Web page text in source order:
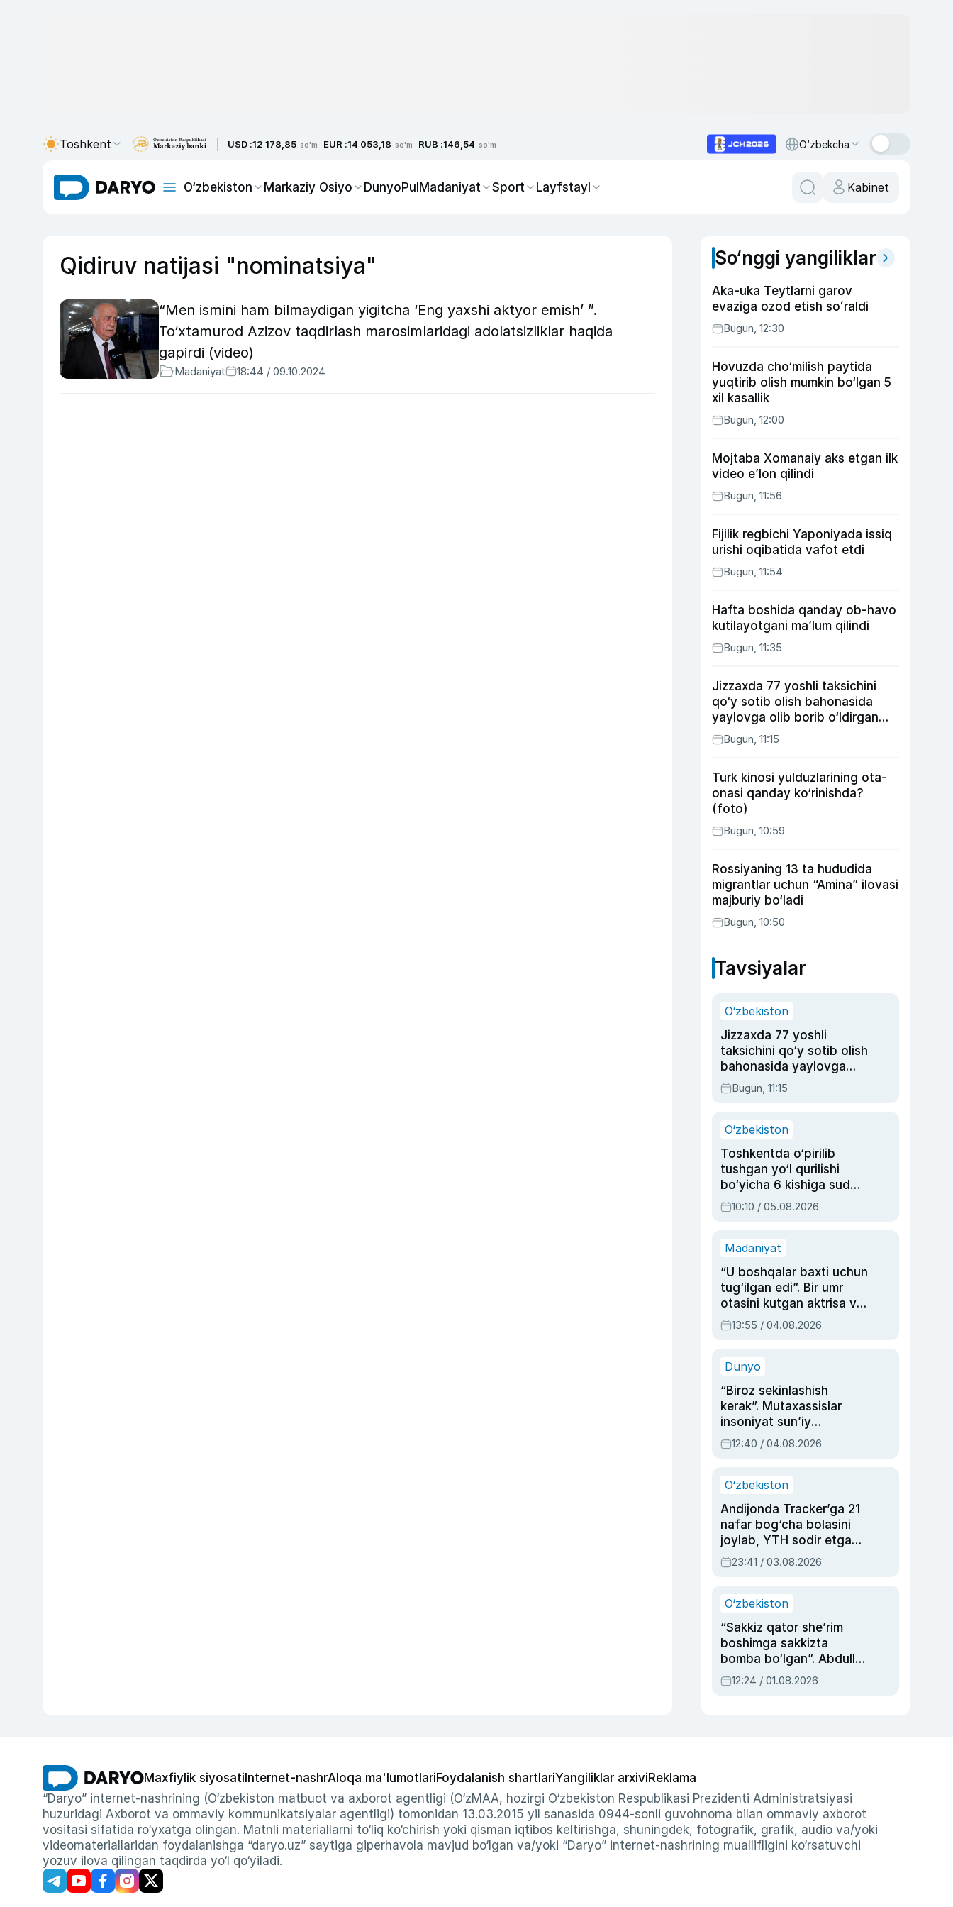
Toshkent USD :12 178,85 so'm EUR :14 053,18 so'm RUB :146,54 so'm O‘zbekcha
O‘zbekiston Markaziy Osiyo DunyoPulMadaniyat Sport Layfstayl Kabinet
Qidiruv natijasi "nominatsiya"
“Men ismini ham bilmaydigan yigitcha ‘Eng yaxshi aktyor emish’ ”.
To‘xtamurod Azizov taqdirlash marosimlaridagi adolatsizliklar haqida
gapirdi (video)
Madaniyat 18:44 / 09.10.2024
So‘nggi yangiliklar
Aka-uka Teytlarni garov
evaziga ozod etish soʻraldi
Bugun, 12:30
Hovuzda cho‘milish paytida
yuqtirib olish mumkin bo‘lgan 5
xil kasallik
Bugun, 12:00
Mojtaba Xomanaiy aks etgan ilk
video e’lon qilindi
Bugun, 11:56
Fijilik regbichi Yaponiyada issiq
urishi oqibatida vafot etdi
Bugun, 11:54
Hafta boshida qanday ob-havo
kutilayotgani ma’lum qilindi
Bugun, 11:35
Jizzaxda 77 yoshli taksichini
qo‘y sotib olish bahonasida
yaylovga olib borib o‘ldirgan
yigit 20 yilga qamaldi
Bugun, 11:15
Turk kinosi yulduzlarining ota-
onasi qanday ko‘rinishda?
(foto)
Bugun, 10:59
Rossiyaning 13 ta hududida
migrantlar uchun “Amina” ilovasi
majburiy bo‘ladi
Bugun, 10:50
Tavsiyalar
O‘zbekiston
Jizzaxda 77 yoshli
taksichini qo‘y sotib olish
bahonasida yaylovga
olib borib o‘ldirgan yigit
20 yilga qamaldi
Bugun, 11:15
O‘zbekiston
Toshkentda o‘pirilib
tushgan yo‘l qurilishi
bo‘yicha 6 kishiga sud
hukmi o‘qildi
10:10 / 05.08.2026
Madaniyat
“U boshqalar baxti uchun
tug‘ilgan edi”. Bir umr
otasini kutgan aktrisa va
dublyaj ustasi Rimma
Ahmedovaning
13:55 / 04.08.2026
Dunyo
“Biroz sekinlashish
kerak”. Mutaxassislar
insoniyat sun’iy
intellektni boshqara
olmay qolishidan xavotir
12:40 / 04.08.2026
O‘zbekiston
Andijonda Tracker’ga 21
nafar bog‘cha bolasini
joylab, YTH sodir etgan
ayolga sud hukmi o‘qildi
23:41 / 03.08.2026
O‘zbekiston
“Sakkiz qator she’rim
boshimga sakkizta
bomba bo‘lgan”. Abdulla
Oripovni siyosiy
ayblovlardan asrab
12:24 / 01.08.2026
Maxfiylik siyosati Internet-nashrAloqa ma'lumotlariFoydalanish shartlariYangiliklar arxiviReklama
“Daryo” internet-nashrining (O‘zbekiston matbuot va axborot agentligi (O‘zMAA, hozirgi O‘zbekiston Respublikasi Prezidenti Administratsiyasi
huzuridagi Axborot va ommaviy kommunikatsiyalar agentligi) tomonidan 13.03.2015 yil sanasida 0944-sonli guvohnoma bilan ommaviy axborot
vositasi sifatida ro‘yxatga olingan. Matnli materiallarni to‘liq ko‘chirish yoki qisman iqtibos keltirishga, shuningdek, fotografik, grafik, audio va/yoki
videomateriallaridan foydalanishga “daryo.uz” saytiga giperhavola mavjud bo‘lgan va/yoki “Daryo” internet-nashrining muallifligini ko‘rsatuvchi
yozuv ilova qilingan taqdirda yo‘l qo‘yiladi.